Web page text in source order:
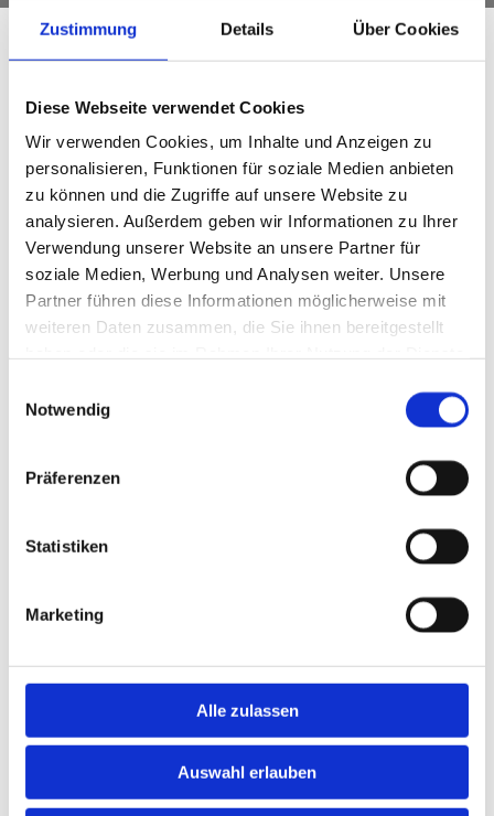
Zustimmung Details Über Cookies
Diese Webseite verwendet Cookies
Wir verwenden Cookies, um Inhalte und Anzeigen zu
personalisieren, Funktionen für soziale Medien anbieten
zu können und die Zugriffe auf unsere Website zu
analysieren. Außerdem geben wir Informationen zu Ihrer
Verwendung unserer Website an unsere Partner für
soziale Medien, Werbung und Analysen weiter. Unsere
Partner führen diese Informationen möglicherweise mit
weiteren Daten zusammen, die Sie ihnen bereitgestellt
Notwendig
Präferenzen
Statistiken
Marketing
Alle zulassen
Auswahl erlauben